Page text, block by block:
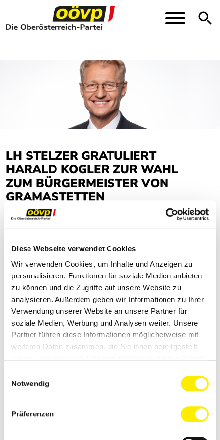
Diese Webseite verwendet Cookies
Wir verwenden Cookies, um Inhalte und Anzeigen zu
personalisieren, Funktionen für soziale Medien anbieten
zu können und die Zugriffe auf unsere Website zu
analysieren. Außerdem geben wir Informationen zu Ihrer
Verwendung unserer Website an unsere Partner für
soziale Medien, Werbung und Analysen weiter. Unsere
Partner führen diese Informationen möglicherweise mit
weiteren Daten zusammen, die Sie ihnen bereitgestellt
Impressum
Einwilligung
Notwendig
Präferenzen
Direkt zur Hauptnavigation springen
Direkt zum Inhalt springen
LH STELZER GRATULIERT
HARALD KOGLER ZUR WAHL
ZUM BÜRGERMEISTER VON
GRAMASTETTEN
Gramastetten hat einen neuen Bürgermeister:
heutigen Gemeinderatssitzung mit 18 von 29
Stimmen zum neuen Ortschef gewählt. Die
Neuwahl war notwendig geworden, nachdem
Bürgermeister Andreas Fazeni sein Amt aus
gesundheitlichen Gründen zurückgelegt hatte.
Ich gratuliere Harald Kogler sehr herzlich zur Wahl
zum Bürgermeister von Gramastetten. Er bringt nicht
nur große kommunalpolitische Erfahrung mit,
sondern auch unternehmerisches Verständnis,
Verantwortungsbewusstsein und ein gutes Gespür
Landeshauptmann Thomas Stelzer.
Bürgermeister Andreas Fazeni für dessen